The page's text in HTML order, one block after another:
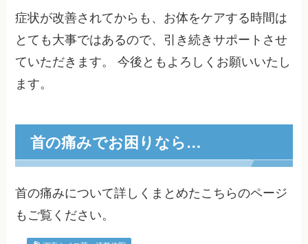
症状が改善されてからも、お体をケアする時間は
とても大事ではあるので、引き続きサポートさせ
ていただきます。 今後ともよろしくお願いいたし
ます。
首の痛みでお困りなら…
首の痛みについて詳しくまとめたこちらのページ
もご覧ください。